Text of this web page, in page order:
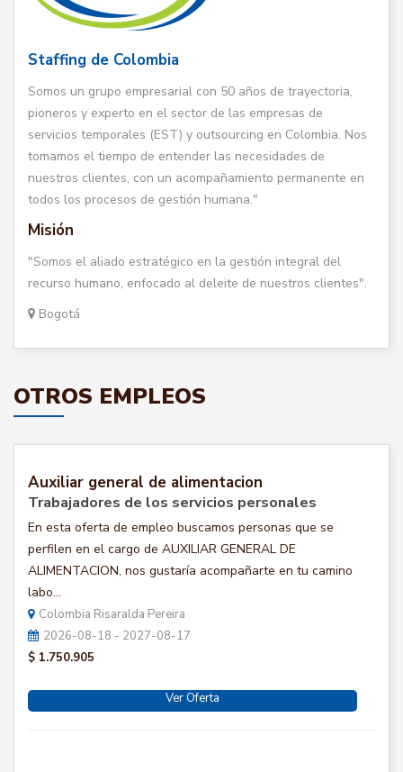
Staffing de Colombia
Somos un grupo empresarial con 50 años de trayectoria,
pioneros y experto en el sector de las empresas de
servicios temporales (EST) y outsourcing en Colombia. Nos
tomamos el tiempo de entender las necesidades de
nuestros clientes, con un acompañamiento permanente en
todos los procesos de gestión humana."
Misión
"Somos el aliado estratégico en la gestión integral del
recurso humano, enfocado al deleite de nuestros clientes".
Bogotá
OTROS EMPLEOS
Auxiliar general de alimentacion
Trabajadores de los servicios personales
En esta oferta de empleo buscamos personas que se
perfilen en el cargo de AUXILIAR GENERAL DE
ALIMENTACION, nos gustaría acompañarte en tu camino
labo...
Colombia Risaralda Pereira
2026-08-18 - 2027-08-17
$ 1.750.905
Ver Oferta